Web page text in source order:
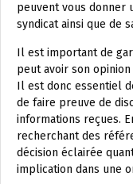
peuvent vous donner
syndicat ainsi que de
Il est important de
peut avoir son
Il est donc essentiel
de faire preuve de
informations reçues.
recherchant des
décision éclairée
implication dans une